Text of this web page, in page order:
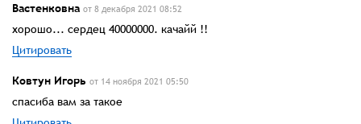
Вастенковна от 8 декабря 2021 08:52
хорошо... сердец 40000000. качайй !!
Цитировать
Ковтун Игорь от 14 ноября 2021 05:50
спасиба вам за такое